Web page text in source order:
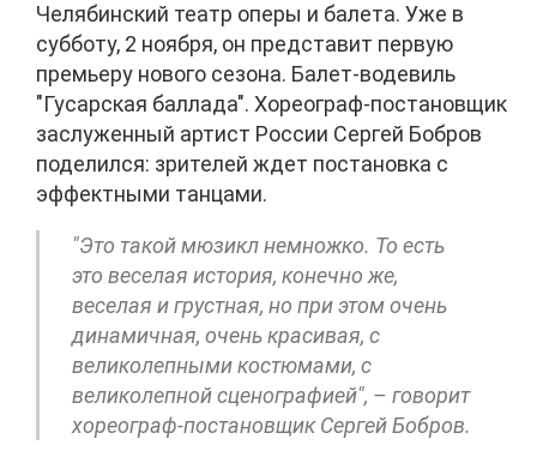
Челябинский театр оперы и балета. Уже в
субботу, 2 ноября, он представит первую
премьеру нового сезона. Балет-водевиль
"Гусарская баллада". Хореограф-постановщик
заслуженный артист России Сергей Бобров
поделился: зрителей ждет постановка с
эффектными танцами.
"Это такой мюзикл немножко. То есть
это веселая история, конечно же,
веселая и грустная, но при этом очень
динамичная, очень красивая, с
великолепными костюмами, с
великолепной сценографией", – говорит
хореограф-постановщик Сергей Бобров.